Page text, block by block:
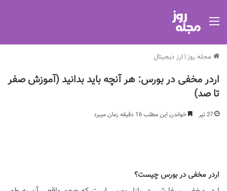
مجله روز | ارز دیجیتال
اردر مخفی در بورس: هر آنچه باید بدانید (آموزش صفر
تا صد)
27 تیر خواندن این مطلب 16 دقیقه زمان میبرد
اردر مخفی در بورس چیست؟